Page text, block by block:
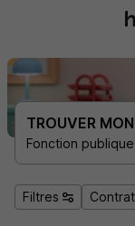
TROUVER
Fonction
Filtres